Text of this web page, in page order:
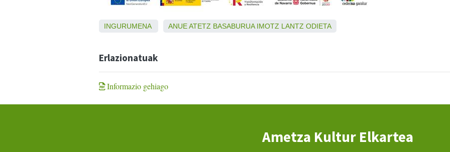
INGURUMENA ANUEATETZ BASABURUA IMOTZ LANTZ ODIETA
Erlazionatuak
Informazio gehiago
Ametza Kultur Elkartea